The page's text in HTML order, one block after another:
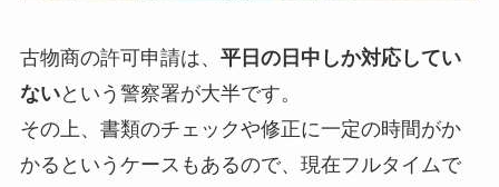
古物商の許可申請は、 平日の日中しか対応してい
ないという警察署が大半です。
その上、書類のチェックや修正に一定の時間がか
かるというケースもあるので、現在フルタイムで